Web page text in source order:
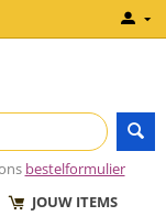
bestelformulier
JOUW ITEMS